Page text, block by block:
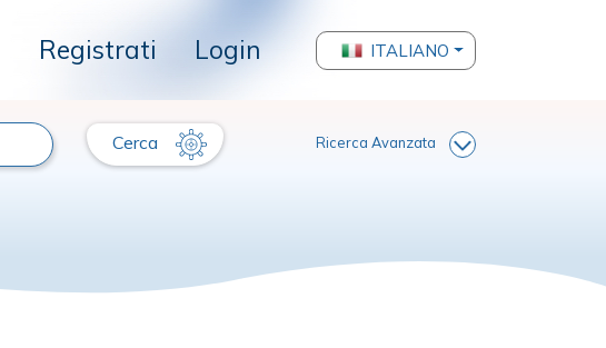
Registrati Login ITALIANO
Cerca Ricerca Avanzata